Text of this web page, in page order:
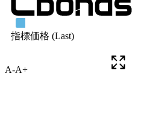
A-A+